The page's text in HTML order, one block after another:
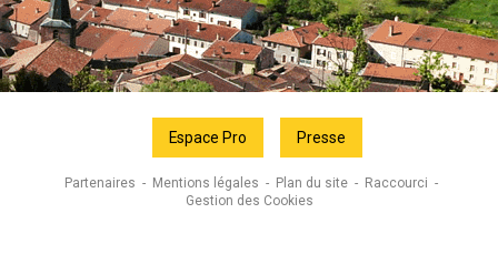
Espace Pro Presse
Partenaires Mentions légales Plan du site
Raccourci
Gestion des Cookies